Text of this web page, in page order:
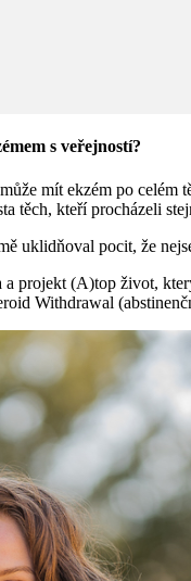
s veřejností?
mít ekzém po celém
těch, kteří procházeli
uklidňoval pocit, že
projekt (A)top život,
Withdrawal